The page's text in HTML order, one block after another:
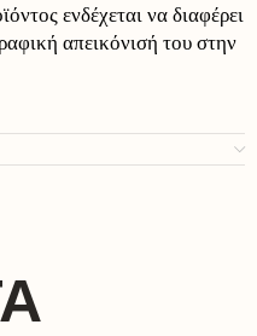
ενδέχεται να διαφέρει
απεικόνισή του στην